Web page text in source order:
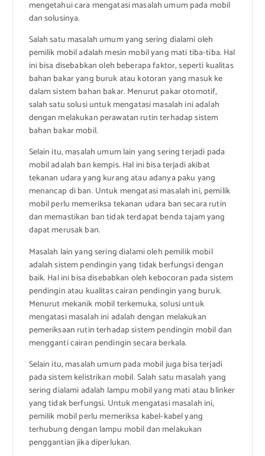
mengetahui cara mengatasi masalah umum pada mobil
dan solusinya.
Salah satu masalah umum yang sering dialami oleh
pemilik mobil adalah mesin mobil yang mati tiba-tiba. Hal
ini bisa disebabkan oleh beberapa faktor, seperti kualitas
bahan bakar yang buruk atau kotoran yang masuk ke
dalam sistem bahan bakar. Menurut pakar otomotif,
salah satu solusi untuk mengatasi masalah ini adalah
dengan melakukan perawatan rutin terhadap sistem
bahan bakar mobil.
Selain itu, masalah umum lain yang sering terjadi pada
mobil adalah ban kempis. Hal ini bisa terjadi akibat
tekanan udara yang kurang atau adanya paku yang
menancap di ban. Untuk mengatasi masalah ini, pemilik
mobil perlu memeriksa tekanan udara ban secara rutin
dan memastikan ban tidak terdapat benda tajam yang
dapat merusak ban.
Masalah lain yang sering dialami oleh pemilik mobil
adalah sistem pendingin yang tidak berfungsi dengan
baik. Hal ini bisa disebabkan oleh kebocoran pada sistem
pendingin atau kualitas cairan pendingin yang buruk.
Menurut mekanik mobil terkemuka, solusi untuk
mengatasi masalah ini adalah dengan melakukan
pemeriksaan rutin terhadap sistem pendingin mobil dan
mengganti cairan pendingin secara berkala.
Selain itu, masalah umum pada mobil juga bisa terjadi
pada sistem kelistrikan mobil. Salah satu masalah yang
sering dialami adalah lampu mobil yang mati atau blinker
yang tidak berfungsi. Untuk mengatasi masalah ini,
pemilik mobil perlu memeriksa kabel-kabel yang
terhubung dengan lampu mobil dan melakukan
penggantian jika diperlukan.